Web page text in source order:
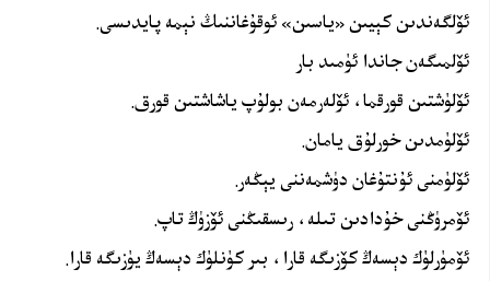
ئۆلگەندىن كېيىن «ياسىن» ئوقۇغاننىڭ نېمە پايدىسى.
ئۆلمىگەن جاندا ئۈمىد بار
ئۆلۈشتىن قورقما، ئۆلەرمەن بولۇپ ياشاشتىن قورق.
ئۆلۈمدىن خورلۇق يامان.
ئۆلۈمنى ئۇنتۇغان دۈشمەننى يېڭەر.
ئۆمرۈڭنى خۇدادىن تىلە، رىسقىڭنى ئۆزۈڭ تاپ.
ئۆمۈرلۈك دېسەڭ كۆزىگە قارا، بىر كۈنلۈك دېسەڭ يۈزىگە قارا.